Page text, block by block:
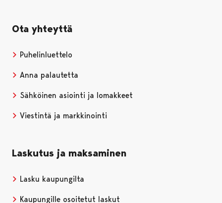
Ota yhteyttä
Puhelinluettelo
Anna palautetta
Sähköinen asiointi ja lomakkeet
Viestintä ja markkinointi
Laskutus ja maksaminen
Lasku kaupungilta
Kaupungille osoitetut laskut